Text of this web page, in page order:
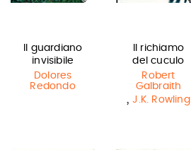
Il guardiano
invisibile
Dolores
Redondo
Il richiamo
del cuculo
Robert
Galbraith
,J.K. Rowling